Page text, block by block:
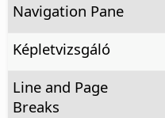
Navigation Pane
Képletvizsgáló
Line and Page
Breaks